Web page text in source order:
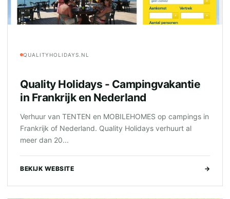
QUALITYHOLIDAYS.NL
Quality Holidays - Campingvakantie
in Frankrijk en Nederland
Verhuur van TENTEN en MOBILEHOMES op campings in
Frankrijk of Nederland. Quality Holidays verhuurt al
meer dan 20...
BEKIJK WEBSITE →